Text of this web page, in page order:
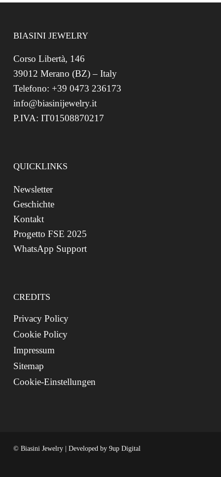
BIASINI JEWELRY
Corso Libertà, 146
39012 Merano (BZ) – Italy
Telefono: +39 0473 236173
info@biasinijewelry.it
P.IVA: IT01508870217
QUICKLINKS
Newsletter
Geschichte
Kontakt
Progetto FSE 2025
WhatsApp Support
CREDITS
Privacy Policy
Cookie Policy
Impressum
Sitemap
Cookie-Einstellungen
© Biasini Jewelry | Developed by 9up Digital